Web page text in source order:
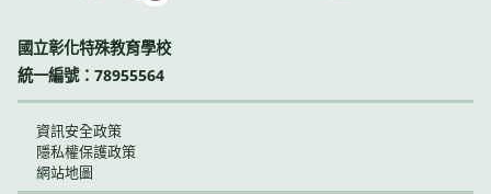
國立彰化特殊教育學校
統一編號：78955564
資訊安全政策
隱私權保護政策
網站地圖